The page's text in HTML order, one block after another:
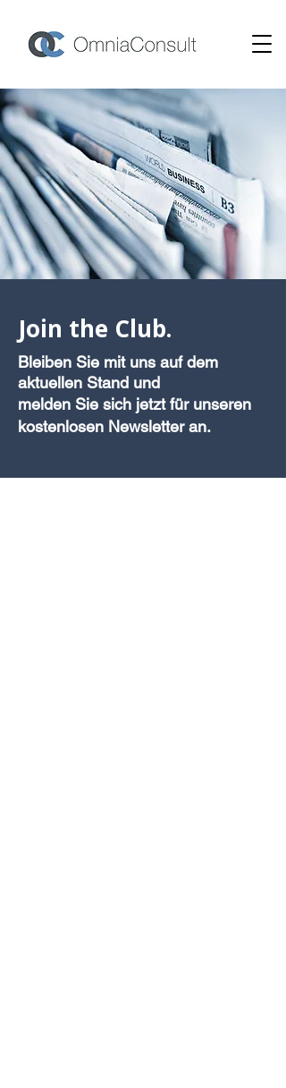
Join the Club.
Bleiben Sie mit uns auf dem
aktuellen Stand und
melden Sie sich jetzt für unseren
kostenlosen Newsletter an.